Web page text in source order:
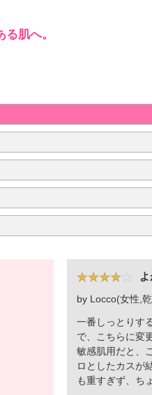
肌へ。
by Locco(女性,
一番しっとりす
で、こちらに変
敏感肌用だと、
ロとしたカスが
も重すぎず、ち